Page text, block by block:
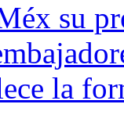
su
la